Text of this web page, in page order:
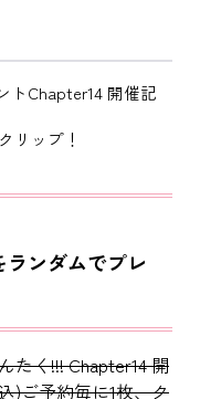
トChapter14 開催記
リップ！
ンダムでプレ
たく!!! Chapter14 開
)ご予約毎に1枚、ク